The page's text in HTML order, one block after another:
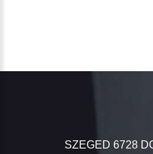
SZEGED 6728